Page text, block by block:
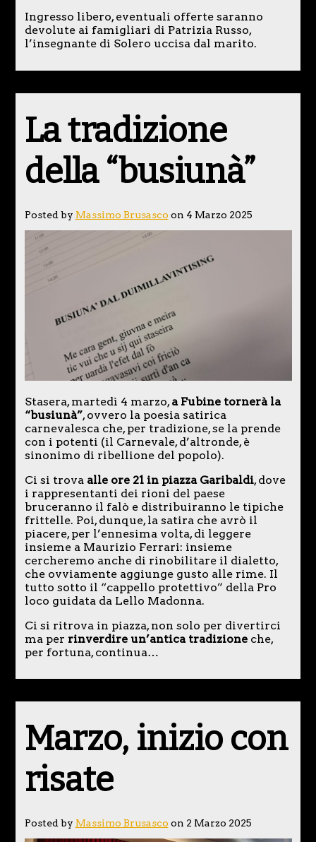
Ingresso libero, eventuali offerte saranno
devolute ai famigliari di Patrizia Russo,
l’insegnante di Solero uccisa dal marito.
La tradizione
della “busiunà”
Posted by Massimo Brusasco on 4 Marzo 2025
Stasera, martedì 4 marzo,a Fubine tornerà la
“busiunà”, ovvero la poesia satirica
carnevalesca che, per tradizione, se la prende
con i potenti (il Carnevale, d’altronde, è
sinonimo di ribellione del popolo).
Ci si trova alle ore 21 in piazza Garibaldi, dove
i rappresentanti dei rioni del paese
bruceranno il falò e distribuiranno le tipiche
frittelle. Poi, dunque, la satira che avrò il
piacere, per l’ennesima volta, di leggere
insieme a Maurizio Ferrari: insieme
cercheremo anche di rinobilitare il dialetto,
che ovviamente aggiunge gusto alle rime. Il
tutto sotto il “cappello protettivo” della Pro
loco guidata da Lello Madonna.
Ci si ritrova in piazza, non solo per divertirci
ma per rinverdire un’antica tradizioneche,
per fortuna, continua…
Marzo, inizio con
risate
Posted by Massimo Brusasco on 2 Marzo 2025